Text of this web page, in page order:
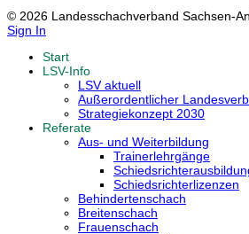
© 2026 Landesschachverband Sachsen-
Sign In
Start
LSV-Info
LSV aktuell
Außerordentlicher
Strategiekonzept 2030
Referate
Aus- und Weiterbildung
Trainerlehrgänge
Schiedsrichterlizenzen
Behindertenschach
Breitenschach
Frauenschach